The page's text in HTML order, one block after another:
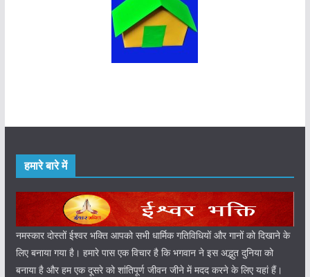
हमारे बारे में
नमस्कार दोस्तों ईश्वर भक्ति आपको सभी धार्मिक गतिविधियों और गानों को दिखाने के
लिए बनाया गया है। हमारे पास एक विचार है कि भगवान ने इस अद्भुत दुनिया को
बनाया है और हम एक दूसरे को शांतिपूर्ण जीवन जीने में मदद करने के लिए यहां हैं।